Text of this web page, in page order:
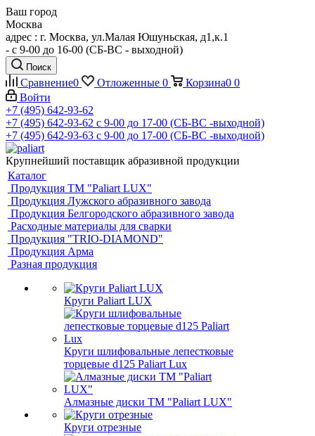
Ваш город
Москва
адрес : г. Москва, ул.Малая Юшуньская, д1,к.1
- c 9-00 до 16-00 (СБ-ВС - выходной)
Поиск
Сравнение0 Отложенные 0 Корзина0 0
Войти
+7 (495) 642-93-62
+7 (495) 642-93-62 c 9-00 до 17-00 (СБ-ВС -выходной)
+7 (495) 642-93-63 c 9-00 до 17-00 (СБ-ВС -выходной)
Крупнейший поставщик абразивной продукции
Каталог
Продукция ТМ "Paliart LUX"
Продукция Лужского абразивного завода
Продукция Белгородского абразивного завода
Расходные материалы для сварки
Продукция "TRIO-DIAMOND"
Продукция Арма
Разная продукция
Круги Paliart LUX
Круги шлифовальные лепестковые
торцевые d125 Paliart Lux
Алмазные диски ТМ "Paliart LUX"
Круги отрезные